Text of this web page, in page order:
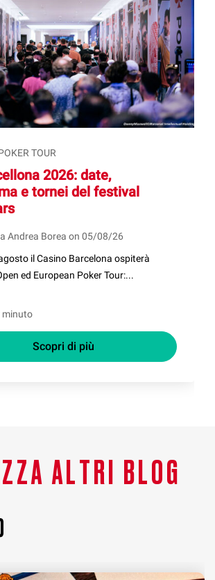
TOUR
2026: date,
e tornei del festival
Andrea Borea on 05/08/26
il Casino Barcelona ospiterà
ed European Poker Tour:...
minuto
Scopri di più
ALTRI BLOG